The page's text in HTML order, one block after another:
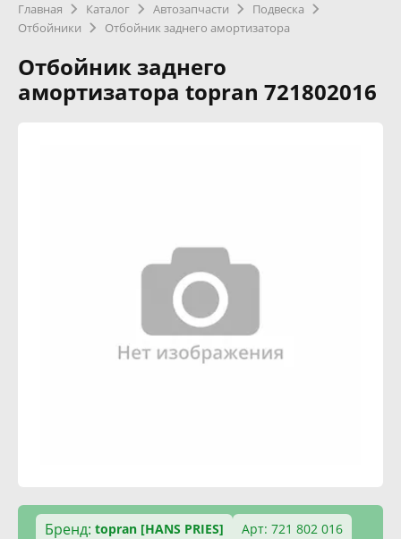
Главная Каталог Автозапчасти
Подвеска
Отбойники
Отбойник заднего амортизатора
Отбойник заднего
амортизатора topran 721802016
Бренд: topran [HANS PRIES]
Арт: 721 802 016